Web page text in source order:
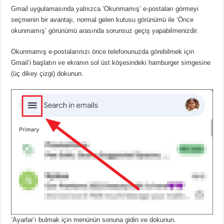
Gmail uygulamasında yalnızca ‘Okunmamış’ e-postaları görmeyi
seçmenin bir avantajı, normal gelen kutusu görünümü ile ‘Önce
okunmamış’ görünümü arasında sorunsuz geçiş yapabilmenizdir.
Okunmamış e-postalarınızı önce telefonunuzda görebilmek için
Gmail’i başlatın ve ekranın sol üst köşesindeki hamburger simgesine
(üç dikey çizgi) dokunun.
‘Ayarlar’ı bulmak için menünün sonuna gidin ve dokunun.